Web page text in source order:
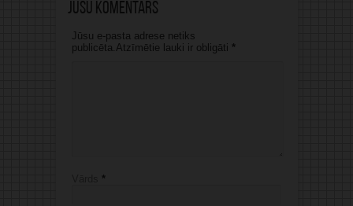
Jūsu komentārs
Jūsu e-pasta adrese netiks
publicēta.Atzīmētie lauki ir obligāti *
*